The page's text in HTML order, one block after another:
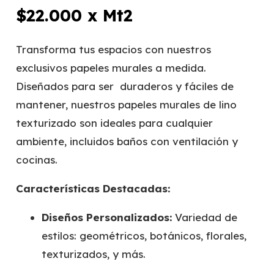
$22.000 x Mt2
Transforma tus espacios con nuestros
exclusivos papeles murales a medida.
Diseñados para ser duraderos y fáciles de
mantener, nuestros papeles murales de lino
texturizado son ideales para cualquier
ambiente, incluidos baños con ventilación y
cocinas.
Características Destacadas:
Diseños Personalizados: Variedad de
estilos: geométricos, botánicos, florales,
texturizados, y más.